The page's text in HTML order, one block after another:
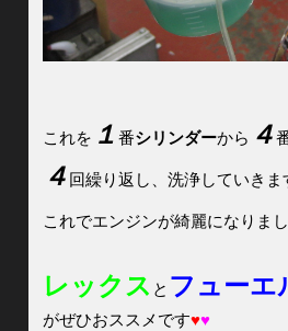
これを １ 番シリンダーから ４
４ 回繰り返し、洗浄していきま
これでエンジンが綺麗になりま
レックス と フューエ
がぜひおススメです♥♥